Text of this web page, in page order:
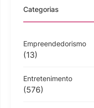
Categorias
Empreendedorismo
(13)
Entretenimento
(576)